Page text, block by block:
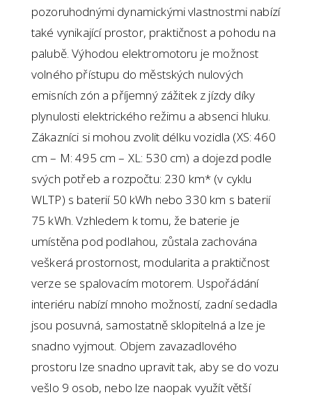
pozoruhodnými dynamickými vlastnostmi nabízí
také vynikající prostor, praktičnost a pohodu na
palubě. Výhodou elektromotoru je možnost
volného přístupu do městských nulových
emisních zón a příjemný zážitek z jízdy díky
plynulosti elektrického režimu a absenci hluku.
Zákazníci si mohou zvolit délku vozidla (XS: 460
cm – M: 495 cm – XL: 530 cm) a dojezd podle
svých potřeb a rozpočtu: 230 km* (v cyklu
WLTP) s baterií 50 kWh nebo 330 km s baterií
75 kWh. Vzhledem k tomu, že baterie je
umístěna pod podlahou, zůstala zachována
veškerá prostornost, modularita a praktičnost
verze se spalovacím motorem. Uspořádání
interiéru nabízí mnoho možností, zadní sedadla
jsou posuvná, samostatně sklopitelná a lze je
snadno vyjmout. Objem zavazadlového
prostoru lze snadno upravit tak, aby se do vozu
vešlo 9 osob, nebo lze naopak využít větší